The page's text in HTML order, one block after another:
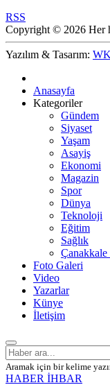
RSS
Copyright © 2026 Her
Yazılım & Tasarım:
Anasayfa
Kategoriler
Gündem
Siyaset
Yaşam
Asayiş
Ekonomi
Magazin
Spor
Dünya
Teknoloji
Eğitim
Sağlık
Foto Galeri
Video
Yazarlar
Künye
İletişim
Aramak için bir kelime
HABER İHBAR